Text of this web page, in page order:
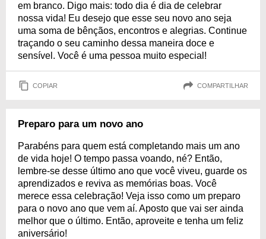
em branco. Digo mais: todo dia é dia de celebrar
nossa vida! Eu desejo que esse seu novo ano seja
uma soma de bênçãos, encontros e alegrias. Continue
traçando o seu caminho dessa maneira doce e
sensível. Você é uma pessoa muito especial!
COPIAR COMPARTILHAR
Preparo para um novo ano
Parabéns para quem está completando mais um ano
de vida hoje! O tempo passa voando, né? Então,
lembre-se desse último ano que você viveu, guarde os
aprendizados e reviva as memórias boas. Você
merece essa celebração! Veja isso como um preparo
para o novo ano que vem aí. Aposto que vai ser ainda
melhor que o último. Então, aproveite e tenha um feliz
aniversário!